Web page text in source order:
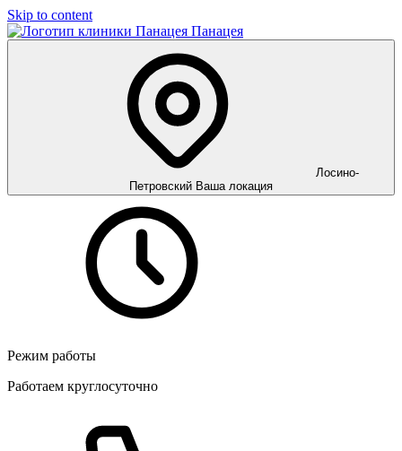
Skip to content
Панацея
Лосино-
Петровский Ваша локация
Режим работы
Работаем круглосуточно